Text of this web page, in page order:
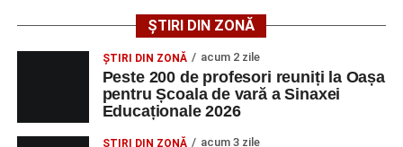
Sărbătoarea Paştelui este momentul în care prăznuim
“omorârea morţii, sfărâmarea iadului şi începătura altei
vieţi veşnice şi săltând îl lăudam pe Mântuitorul, pe cel
unul binecuvântat şi preamărit, Dumnezeul părinţilor
noştri”. Ca acest lucru să se întâmple cu adevărat şi în noi
este nevoie ca sa zicem “fraţilor şi celor ce ne urăsc pe
ȘTIRI DIN ZONĂ
ȘTIRI DIN ZONĂ acum 2 zile
Peste 200 de profesori reuniți la Oașa
pentru Școala de vară a Sinaxei
Educaționale 2026
ȘTIRI DIN ZONĂ acum 3 zile